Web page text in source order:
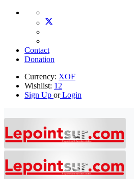
Contact
Donation
Currency: XOF
Wishlist: 12
Sign Up orLogin